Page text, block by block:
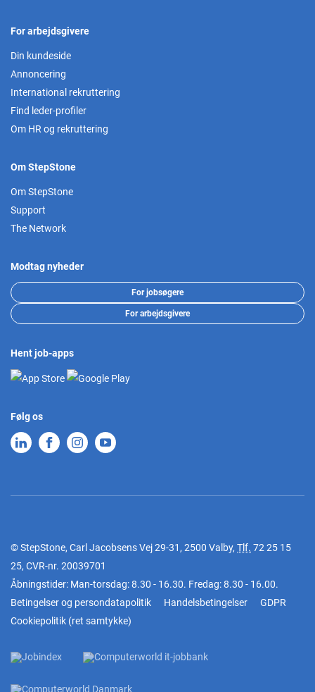
For arbejdsgivere
Din kundeside
Annoncering
International rekruttering
Find leder-profiler
Om HR og rekruttering
Om StepStone
Om StepStone
Support
The Network
Modtag nyheder
For jobsøgere
For arbejdsgivere
Hent job-apps
Følg os
© StepStone, Carl Jacobsens Vej 29-31, 2500 Valby, Tlf. 72 25 15
25, CVR-nr. 20039701
Åbningstider: Man-torsdag: 8.30 - 16.30. Fredag: 8.30 - 16.00.
Betingelser og persondatapolitik
Handelsbetingelser
GDPR
Cookiepolitik (ret samtykke)